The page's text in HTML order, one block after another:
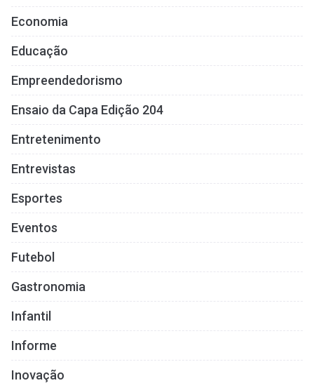
Economia
Educação
Empreendedorismo
Ensaio da Capa Edição 204
Entretenimento
Entrevistas
Esportes
Eventos
Futebol
Gastronomia
Infantil
Informe
Inovação